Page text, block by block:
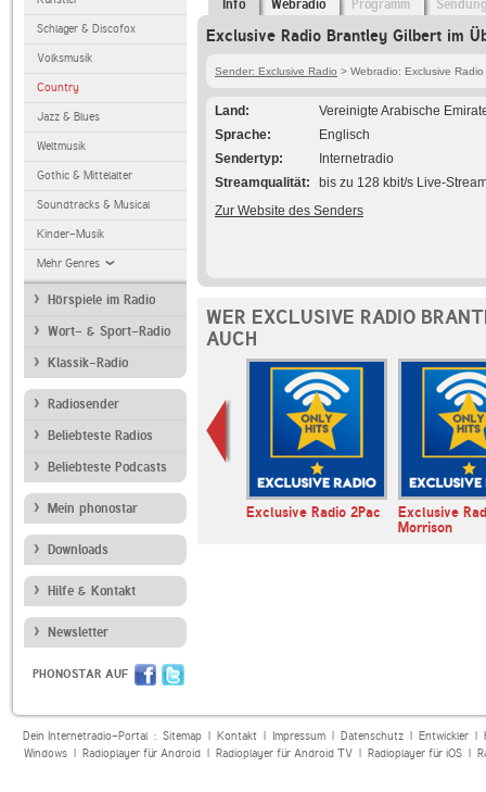
Schlager & Discofox
Volksmusik
Country
Jazz & Blues
Weltmusik
Gothic & Mittelalter
Soundtracks & Musical
Kinder-Musik
Mehr Genres
Hörspiele im Radio
Wort- & Sport-Radio
Klassik-Radio
Radiosender
Beliebteste Radios
Beliebteste Podcasts
Mein phonostar
Downloads
Hilfe & Kontakt
Newsletter
PHONOSTAR AUF
Info Webradio Programm
Exclusive Radio Brantley Gilbert im
Sender: Exclusive Radio > Webradio: Exclusive
Land
Vereinigte Arabische
Sprache
Englisch
Sendertyp
Internetradio
Streamqualität
bis zu 128 kbit/s Live-
Zur Website des Senders
WER EXCLUSIVE RADIO
AUCH
UK Offshore Music Radio Exclusive Radio 2Pac
Exclusive
Morrison
Dein Internetradio-Portal : Sitemap| Kontakt| Impressum| Datenschutz| Entwickler|
Windows| Radioplayer für Android| Radioplayer für Android TV| Radioplayer für iOS|